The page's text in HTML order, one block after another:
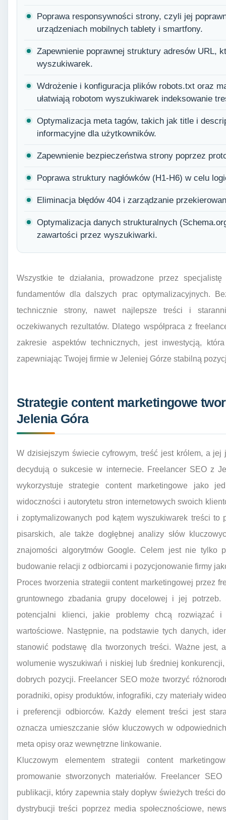
Poprawa responsywności strony, czyli jej
urządzeniach mobilnych tablety i smartfony.
Zapewnienie poprawnej struktury adresów URL,
wyszukiwarek.
Wdrożenie i konfiguracja plików robots.txt oraz
ułatwiają robotom wyszukiwarek indeksowanie
Optymalizacja meta tagów, takich jak title i
informacyjne dla użytkowników.
Zapewnienie bezpieczeństwa strony poprzez
Poprawa struktury nagłówków (H1-H6) w celu
Eliminacja błędów 404 i zarządzanie
Optymalizacja danych strukturalnych
zawartości przez wyszukiwarki.
Wszystkie te działania, prowadzone przez
fundamentów dla dalszych prac optymalizacyjnych.
technicznie strony, nawet najlepsze treści i
oczekiwanych rezultatów. Dlatego współpraca z
zakresie aspektów technicznych, jest inwestycją,
zapewniając Twojej firmie w Jeleniej Górze stabilną
Strategie content marketingowe
Jelenia Góra
W dzisiejszym świecie cyfrowym, treść jest królem, a
decydują o sukcesie w internecie. Freelancer SEO z
wykorzystuje strategie content marketingowe jako
widoczności i autorytetu stron internetowych swoich
i zoptymalizowanych pod kątem wyszukiwarek treści to
pisarskich, ale także dogłębnej analizy słów
znajomości algorytmów Google. Celem jest nie tylko
budowanie relacji z odbiorcami i pozycjonowanie firmy
Proces tworzenia strategii content marketingowej przez
gruntownego zbadania grupy docelowej i jej
potencjalni klienci, jakie problemy chcą rozwiązać
wartościowe. Następnie, na podstawie tych danych,
stanowić podstawę dla tworzonych treści. Ważne jest,
wolumenie wyszukiwań i niskiej lub średniej
dobrych pozycji. Freelancer SEO może tworzyć
poradniki, opisy produktów, infografiki, czy materiały
i preferencji odbiorców. Każdy element treści jest
oznacza umieszczanie słów kluczowych w
meta opisy oraz wewnętrzne linkowanie.
Kluczowym elementem strategii content
promowanie stworzonych materiałów. Freelancer
publikacji, który zapewnia stały dopływ świeżych treści
dystrybucji treści poprzez media społecznościowe,